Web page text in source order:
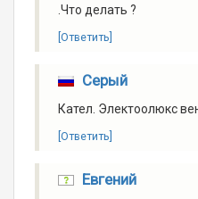
.Что делать ?
[Ответить]
Серый
Кател. Электоолюкс
[Ответить]
Евгений